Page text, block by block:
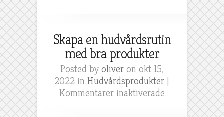
Skapa en hudvårdsrutin
med bra produkter
Posted by oliveron okt 15,
2022 in Hudvårdsprodukter |
Kommentarer inaktiveradeför